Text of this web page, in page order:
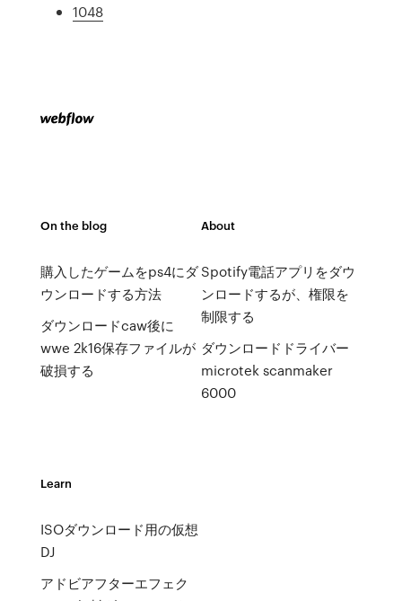
1048
On the blog
購入したゲームをps4にダ
ウンロードする方法
ダウンロードcaw後に
wwe 2k16保存ファイルが
破損する
About
Spotify電話アプリをダウ
ンロードするが、権限を
制限する
ダウンロードドライバー
microtek scanmaker
6000
Learn
ISOダウンロード用の仮想
DJ
アドビアフターエフェク